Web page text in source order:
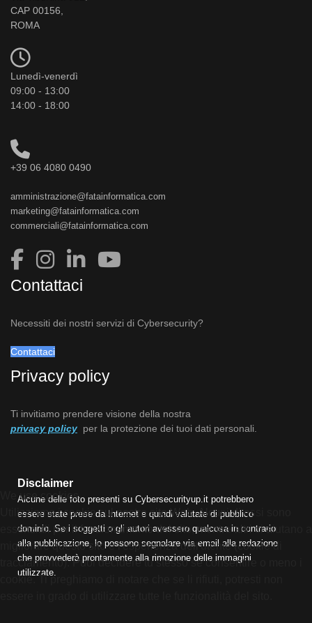
CAP 00156,
ROMA
Lunedì-venerdì
09:00 - 13:00
14:00 - 18:00
+39 06 4080 0490
amministrazione@fatainformatica.com
marketing@fatainformatica.com
commerciali@fatainformatica.com
Contattaci
Necessiti dei nostri servizi di Cybersecurity?
Contattaci
Privacy policy
Ti invitiamo prendere visione della nostra
privacy policy per la protezione dei tuoi dati personali.
Disclaimer
Alcune delle foto presenti su Cybersecurityup.it potrebbero
essere state prese da Internet e quindi valutate di pubblico
dominio. Se i soggetti o gli autori avessero qualcosa in contrario
alla pubblicazione, lo possono segnalare via email alla redazione
che provvederà prontamente alla rimozione delle immagini
utilizzate.
We use cookies
Utilizziamo i cookie sul nostro sito Web. Alcuni di essi sono
essenziali per il funzionamento del sito, mentre altri ci aiutano a
migliorare questo sito e l'esperienza dell'utente (cookie di
tracciamento). Puoi decidere tu stesso se consentire o meno i
cookie. Ti preghiamo di notare che se li rifiuti, potresti non